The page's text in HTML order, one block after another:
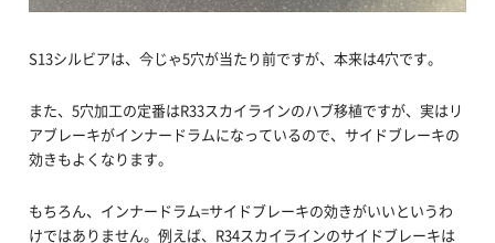
S13シルビアは、今じゃ5穴が当たり前ですが、本来は4穴です。
また、5穴加工の定番はR33スカイラインのハブ移植ですが、実はリ
アブレーキがインナードラムになっているので、サイドブレーキの
効きもよくなります。
もちろん、インナードラム=サイドブレーキの効きがいいというわ
けではありません。例えば、R34スカイラインのサイドブレーキは